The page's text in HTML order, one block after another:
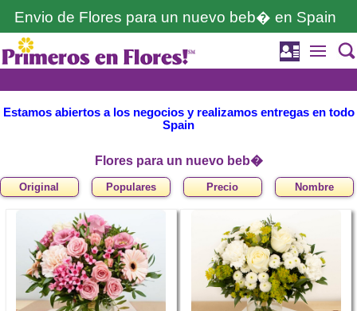
Envio de Flores para un nuevo beb� en Spain
Estamos abiertos a los negocios y realizamos entregas en todo
Spain
Flores para un nuevo beb�
Original Populares Precio Nombre